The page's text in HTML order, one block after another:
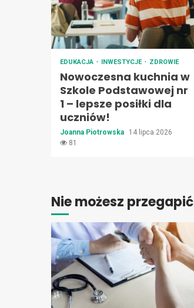
EDUKACJA INWESTYCJE ZDROWIE
Nowoczesna kuchnia w
Szkole Podstawowej nr
1 – lepsze posiłki dla
uczniów!
Joanna Piotrowska
14 lipca 2026
81
Nie możesz przegapić